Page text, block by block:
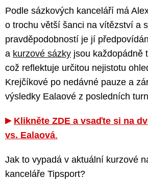
Podle sázkových kanceláří má
o trochu větší šanci na vítězství a
pravděpodobností je jí
a kurzové sázky jsou každopádně
což reflektuje určitou nejistotu
Krejčíkové po nedávné pauze a
výsledky Ealaové z posledních
Klikněte ZDE a vsaďte si na
vs. Ealaová.
Jak to vypadá v aktuální kurzové
kanceláře Tipsport?